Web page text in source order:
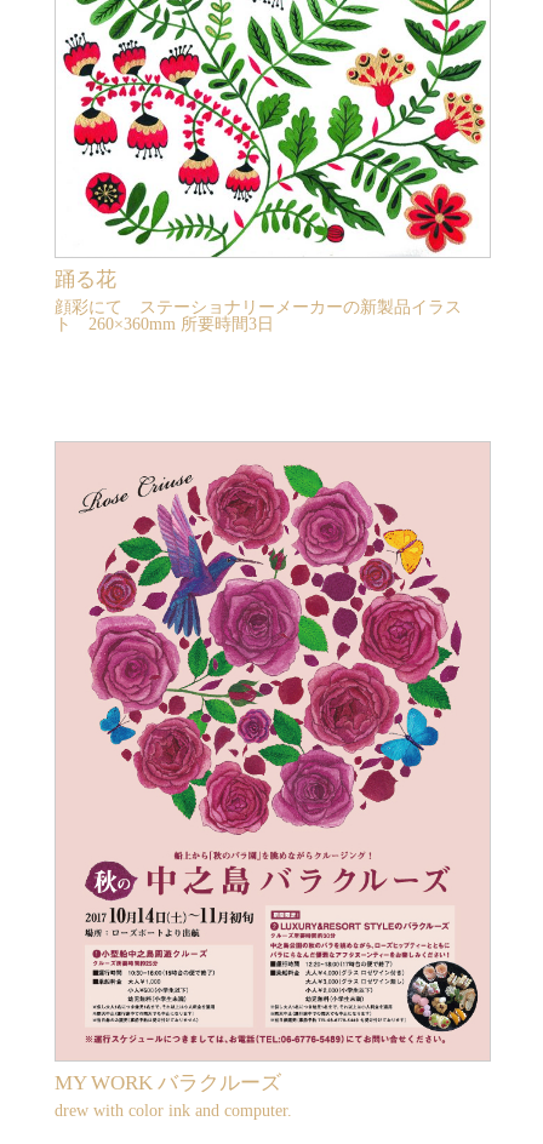
踊る花
顔彩にて ステーショナリーメーカーの新製品イラス
ト 260×360mm 所要時間3日
MY WORK バラクルーズ
drew with color ink and computer.